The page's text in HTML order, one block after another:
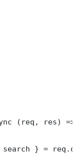
(req, res) =>
} =